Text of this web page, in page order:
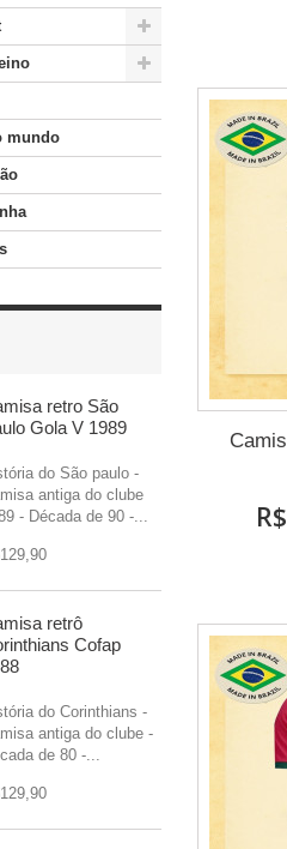
mundo
retro São
Gola V 1989
do São paulo -
antiga do clube
- Década de 90 -...
retrô
Cofap
do Corinthians -
antiga do clube -
de 80 -...